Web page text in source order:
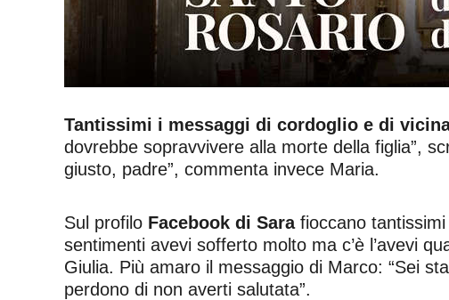
Tantissimi i messaggi di cordoglio e di
dovrebbe sopravvivere alla morte della figlia”,
giusto, padre”, commenta invece Maria.
Sul profilo Facebook di Sarafioccano tantissimi
sentimenti avevi sofferto molto ma c’è l’avevi
Giulia. Più amaro il messaggio di Marco: “Sei
perdono di non averti salutata”.